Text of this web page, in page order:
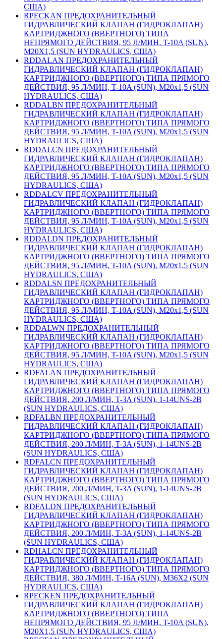
США)
RPECKAN ПРЕДОХРАНИТЕЛЬНЫЙ
ГИДРАВЛИЧЕСКИЙ КЛАПАН (ГИДРОКЛАПАН)
КАРТРИДЖНОГО (ВВЕРТНОГО) ТИПА
НЕПРЯМОГО ДЕЙСТВИЯ, 95 Л/МИН, T-10A (SUN),
M20X1,5 (SUN HYDRAULICS, США)
RDDALAN ПРЕДОХРАНИТЕЛЬНЫЙ
ГИДРАВЛИЧЕСКИЙ КЛАПАН (ГИДРОКЛАПАН)
КАРТРИДЖНОГО (ВВЕРТНОГО) ТИПА ПРЯМОГО
ДЕЙСТВИЯ, 95 Л/МИН, T-10A (SUN), M20x1,5 (SUN
HYDRAULICS, США)
RDDALBN ПРЕДОХРАНИТЕЛЬНЫЙ
ГИДРАВЛИЧЕСКИЙ КЛАПАН (ГИДРОКЛАПАН)
КАРТРИДЖНОГО (ВВЕРТНОГО) ТИПА ПРЯМОГО
ДЕЙСТВИЯ, 95 Л/МИН, T-10A (SUN), M20x1,5 (SUN
HYDRAULICS, США)
RDDALCN ПРЕДОХРАНИТЕЛЬНЫЙ
ГИДРАВЛИЧЕСКИЙ КЛАПАН (ГИДРОКЛАПАН)
КАРТРИДЖНОГО (ВВЕРТНОГО) ТИПА ПРЯМОГО
ДЕЙСТВИЯ, 95 Л/МИН, T-10A (SUN), M20x1,5 (SUN
HYDRAULICS, США)
RDDALCV ПРЕДОХРАНИТЕЛЬНЫЙ
ГИДРАВЛИЧЕСКИЙ КЛАПАН (ГИДРОКЛАПАН)
КАРТРИДЖНОГО (ВВЕРТНОГО) ТИПА ПРЯМОГО
ДЕЙСТВИЯ, 95 Л/МИН, T-10A (SUN), M20x1,5 (SUN
HYDRAULICS, США)
RDDALDN ПРЕДОХРАНИТЕЛЬНЫЙ
ГИДРАВЛИЧЕСКИЙ КЛАПАН (ГИДРОКЛАПАН)
КАРТРИДЖНОГО (ВВЕРТНОГО) ТИПА ПРЯМОГО
ДЕЙСТВИЯ, 95 Л/МИН, T-10A (SUN), M20x1,5 (SUN
HYDRAULICS, США)
RDDALSN ПРЕДОХРАНИТЕЛЬНЫЙ
ГИДРАВЛИЧЕСКИЙ КЛАПАН (ГИДРОКЛАПАН)
КАРТРИДЖНОГО (ВВЕРТНОГО) ТИПА ПРЯМОГО
ДЕЙСТВИЯ, 95 Л/МИН, T-10A (SUN), M20x1,5 (SUN
HYDRAULICS, США)
RDDALWN ПРЕДОХРАНИТЕЛЬНЫЙ
ГИДРАВЛИЧЕСКИЙ КЛАПАН (ГИДРОКЛАПАН)
КАРТРИДЖНОГО (ВВЕРТНОГО) ТИПА ПРЯМОГО
ДЕЙСТВИЯ, 95 Л/МИН, T-10A (SUN), M20x1,5 (SUN
HYDRAULICS, США)
RDFALAN ПРЕДОХРАНИТЕЛЬНЫЙ
ГИДРАВЛИЧЕСКИЙ КЛАПАН (ГИДРОКЛАПАН)
КАРТРИДЖНОГО (ВВЕРТНОГО) ТИПА ПРЯМОГО
ДЕЙСТВИЯ, 200 Л/МИН, T-3A (SUN), 1-14UNS-2B
(SUN HYDRAULICS, США)
RDFALBN ПРЕДОХРАНИТЕЛЬНЫЙ
ГИДРАВЛИЧЕСКИЙ КЛАПАН (ГИДРОКЛАПАН)
КАРТРИДЖНОГО (ВВЕРТНОГО) ТИПА ПРЯМОГО
ДЕЙСТВИЯ, 200 Л/МИН, T-3A (SUN), 1-14UNS-2B
(SUN HYDRAULICS, США)
RDFALCN ПРЕДОХРАНИТЕЛЬНЫЙ
ГИДРАВЛИЧЕСКИЙ КЛАПАН (ГИДРОКЛАПАН)
КАРТРИДЖНОГО (ВВЕРТНОГО) ТИПА ПРЯМОГО
ДЕЙСТВИЯ, 200 Л/МИН, T-3A (SUN), 1-14UNS-2B
(SUN HYDRAULICS, США)
RDFALDN ПРЕДОХРАНИТЕЛЬНЫЙ
ГИДРАВЛИЧЕСКИЙ КЛАПАН (ГИДРОКЛАПАН)
КАРТРИДЖНОГО (ВВЕРТНОГО) ТИПА ПРЯМОГО
ДЕЙСТВИЯ, 200 Л/МИН, T-3A (SUN), 1-14UNS-2B
(SUN HYDRAULICS, США)
RDHALCN ПРЕДОХРАНИТЕЛЬНЫЙ
ГИДРАВЛИЧЕСКИЙ КЛАПАН (ГИДРОКЛАПАН)
КАРТРИДЖНОГО (ВВЕРТНОГО) ТИПА ПРЯМОГО
ДЕЙСТВИЯ, 380 Л/МИН, T-16A (SUN), M36X2 (SUN
HYDRAULICS, США)
RPECKEN ПРЕДОХРАНИТЕЛЬНЫЙ
ГИДРАВЛИЧЕСКИЙ КЛАПАН (ГИДРОКЛАПАН)
КАРТРИДЖНОГО (ВВЕРТНОГО) ТИПА
НЕПРЯМОГО ДЕЙСТВИЯ, 95 Л/МИН, T-10A (SUN),
M20X1,5 (SUN HYDRAULICS, США)